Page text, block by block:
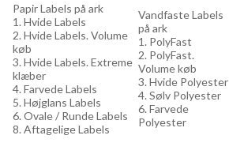
Papir Labels på ark
1. Hvide Labels
2. Hvide Labels. Volume
køb
3. Hvide Labels. Extreme
klæber
4. Farvede Labels
5. Højglans Labels
6. Ovale / Runde Labels
8. Aftagelige Labels
Vandfaste Labels
på ark
1. PolyFast
2. PolyFast.
Volume køb
3. Hvide Polyester
4. Sølv Polyester
6. Farvede
Polyester